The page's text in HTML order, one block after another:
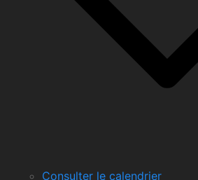
Consulter le calendrier